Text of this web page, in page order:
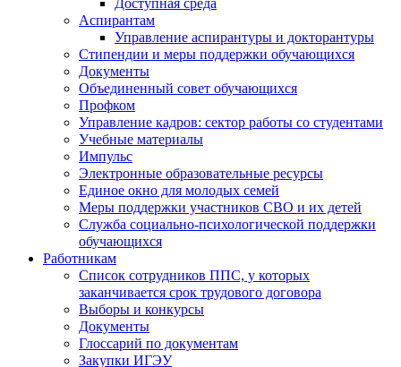
Аспирантам
Управление аспирантуры и докторантуры
Стипендии и меры поддержки обучающихся
Документы
Объединенный совет обучающихся
Профком
Управление кадров: сектор работы со студентами
Учебные материалы
Импульс
Электронные образовательные ресурсы
Единое окно для молодых семей
Меры поддержки участников СВО и их детей
Служба социально-психологической поддержки
обучающихся
Работникам
Список сотрудников ППС, у которых
заканчивается срок трудового договора
Выборы и конкурсы
Документы
Глоссарий по документам
Закупки ИГЭУ